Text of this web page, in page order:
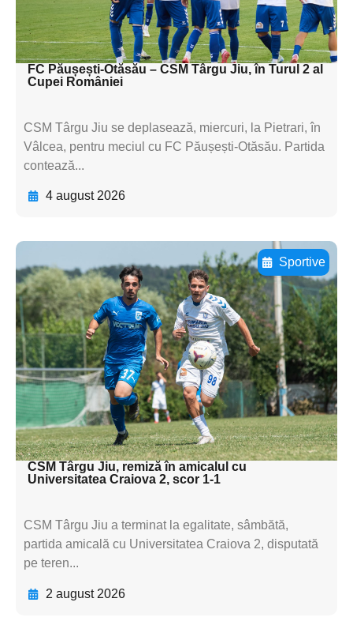
subtitluAdaugă aici
textul pentru subti
FC Păușești-Otăsău – CSM Târgu Jiu, în Turul 2 al
Cupei României
CSM Târgu Jiu se deplasează, miercuri, la Pietrari, în
Vâlcea, pentru meciul cu FC Păușești-Otăsău. Partida
contează...
4 august 2026
Sportive
Adaugă aici textul pentru
subtitluAdaugă aici
textul pentru
subtitluAdaugă aici
textul pentru
subtitluAdaugă aici
textul pentru subti
CSM Târgu Jiu, remiză în amicalul cu
Universitatea Craiova 2, scor 1-1
CSM Târgu Jiu a terminat la egalitate, sâmbătă,
partida amicală cu Universitatea Craiova 2, disputată
pe teren...
2 august 2026